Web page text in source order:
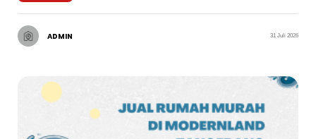
ADMIN 31 Juli 2026